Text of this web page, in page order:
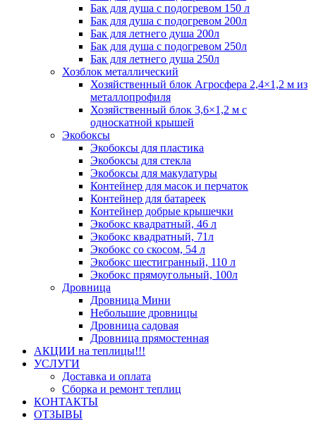
Бак для душа с подогревом 150 л
Бак для душа с подогревом 200л
Бак для летнего душа 200л
Бак для душа с подогревом 250л
Бак для летнего душа 250л
Хозблок металлический
Хозяйственный блок Агросфера 2,4×1,2 м из
металлопрофиля
Хозяйственный блок 3,6×1,2 м с
односкатной крышей
Экобоксы
Экобоксы для пластика
Экобоксы для стекла
Экобоксы для макулатуры
Контейнер для масок и перчаток
Контейнер для батареек
Контейнер добрые крышечки
Экобокс квадратный, 46 л
Экобокс квадратный, 71л
Экобокс со скосом, 54 л
Экобокс шестигранный, 110 л
Экобокс прямоугольный, 100л
Дровница
Дровница Мини
Небольшие дровницы
Дровница садовая
Дровница прямостенная
АКЦИИ на теплицы!!!
УСЛУГИ
Доставка и оплата
Сборка и ремонт теплиц
КОНТАКТЫ
ОТЗЫВЫ